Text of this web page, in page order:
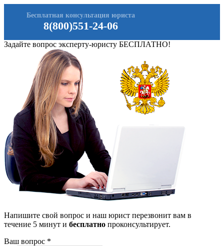
8(800)551-24-06
Бесплатная консультация юриста
Задайте вопрос эксперту-юристу БЕСПЛАТНО!
Напишите свой вопрос и наш юрист перезвонит вам в
течение 5 минут и бесплатно проконсультирует.
Ваш вопрос *